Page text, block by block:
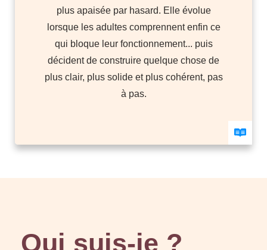
plus apaisée par hasard. Elle évolue
lorsque les adultes comprennent enfin ce
qui bloque leur fonctionnement... puis
décident de construire quelque chose de
plus clair, plus solide et plus cohérent, pas
à pas.
Qui suis-je ?